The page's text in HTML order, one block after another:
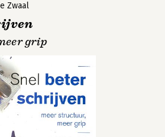
Zwaal
grip